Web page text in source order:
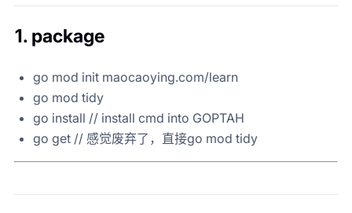
1. package
go mod init maocaoying.com/learn
go mod tidy
go install // install cmd into GOPTAH
go get // 感觉废弃了，直接go mod tidy